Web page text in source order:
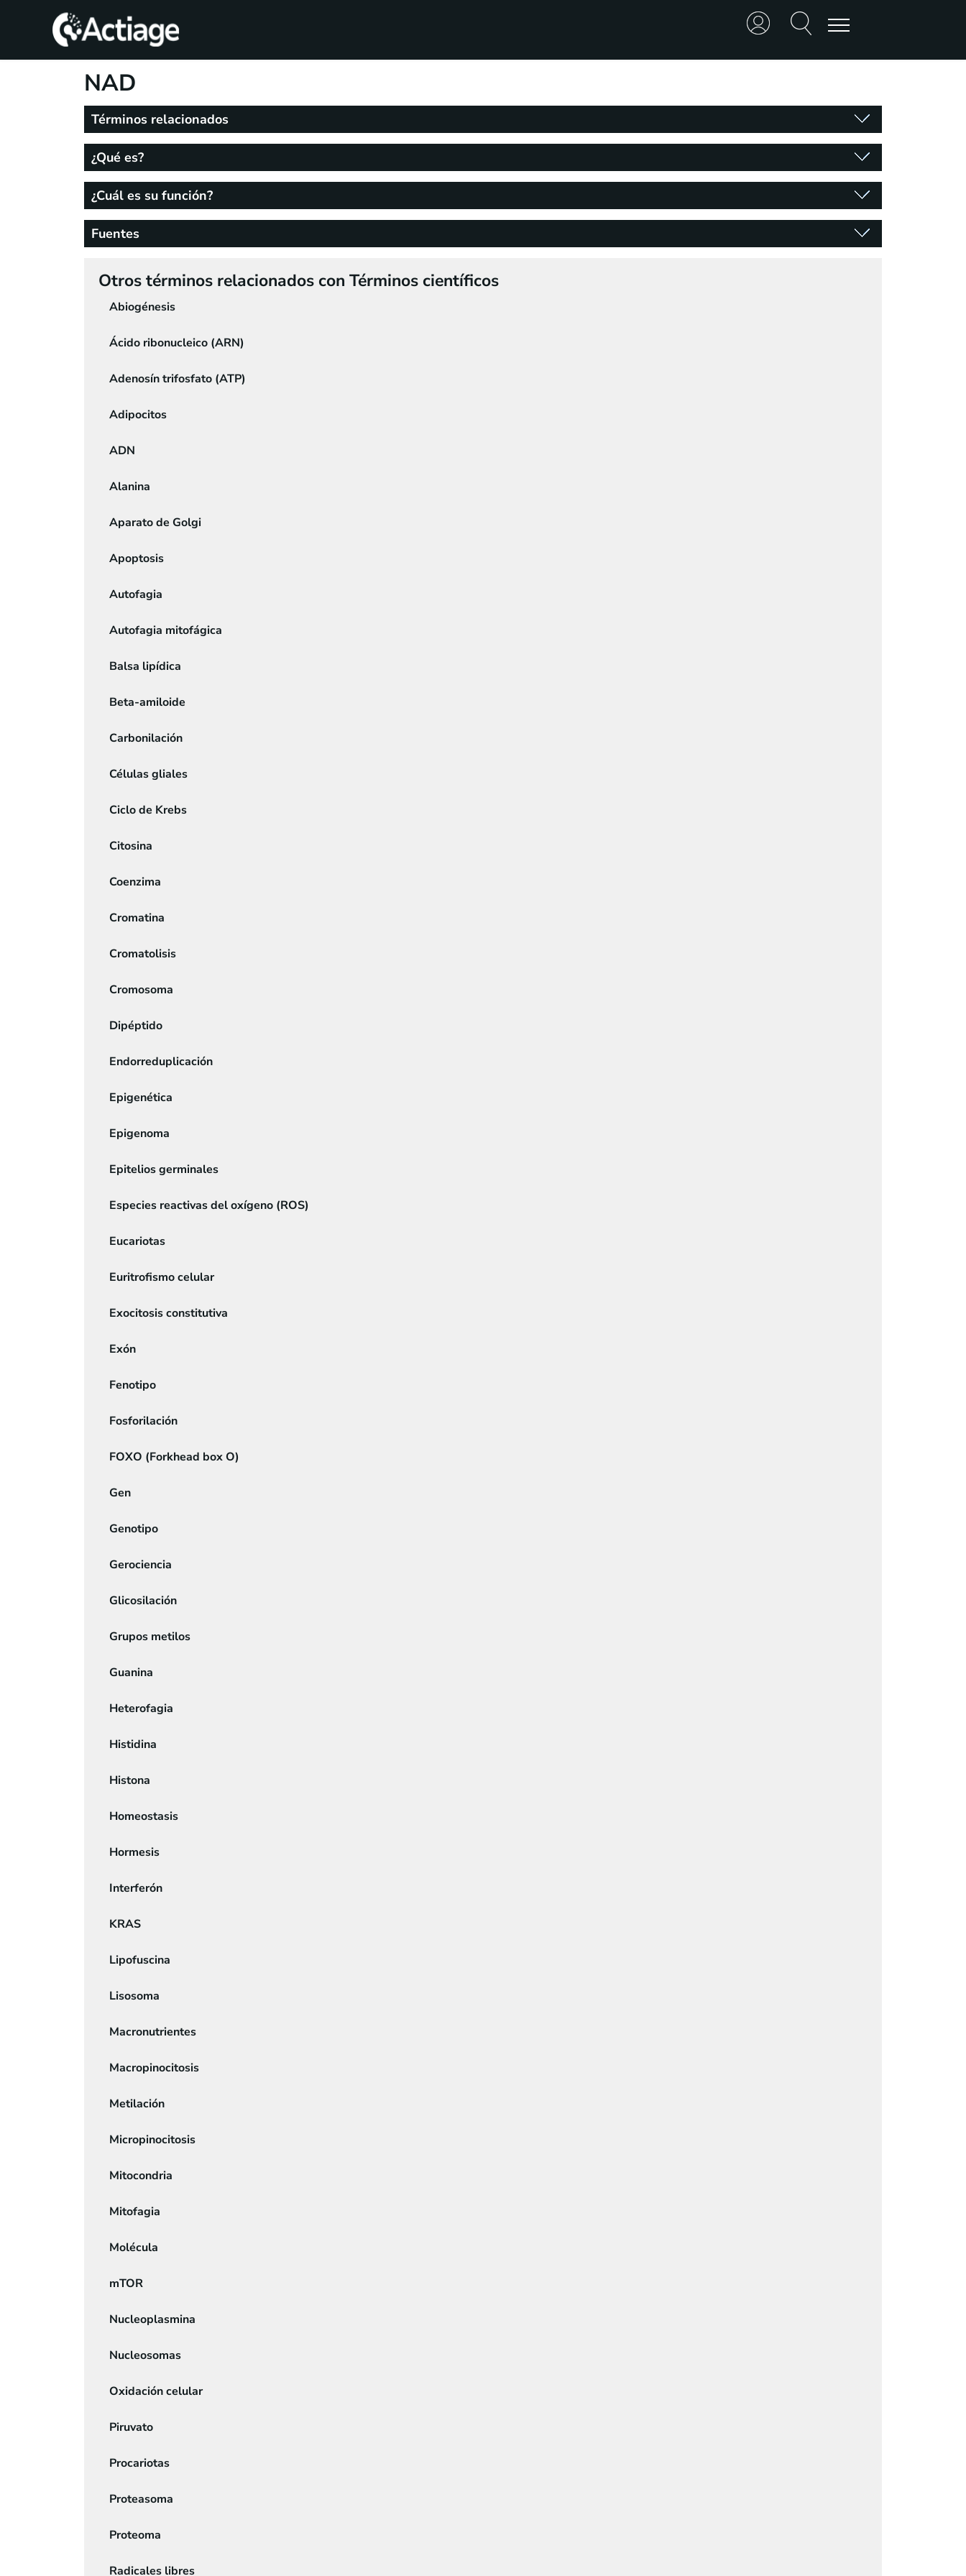
TRATAMIENTOS
NAD
Términos relacionados
¿Qué es?
¿Cuál es su función?
Fuentes
Otros términos relacionados con Términos científicos
Abiogénesis
Ácido ribonucleico (ARN)
Adenosín trifosfato (ATP)
Adipocitos
ADN
Alanina
Aparato de Golgi
Apoptosis
Autofagia
Autofagia mitofágica
Balsa lipídica
Beta-amiloide
Carbonilación
Células gliales
Ciclo de Krebs
Citosina
Coenzima
Cromatina
Cromatolisis
Cromosoma
Dipéptido
Endorreduplicación
Epigenética
Epigenoma
Epitelios germinales
Especies reactivas del oxígeno (ROS)
Eucariotas
Euritrofismo celular
Exocitosis constitutiva
Exón
Fenotipo
Fosforilación
FOXO (Forkhead box O)
Gen
Genotipo
Gerociencia
Glicosilación
Grupos metilos
Guanina
Heterofagia
Histidina
Histona
Homeostasis
Hormesis
Interferón
KRAS
Lipofuscina
Lisosoma
Macronutrientes
Macropinocitosis
Metilación
Micropinocitosis
Mitocondria
Mitofagia
Molécula
mTOR
Nucleoplasmina
Nucleosomas
Oxidación celular
Piruvato
Procariotas
Proteasoma
Proteoma
Radicales libres